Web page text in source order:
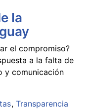
la
el compromiso?
a la falta de
y comunicación
Transparencia